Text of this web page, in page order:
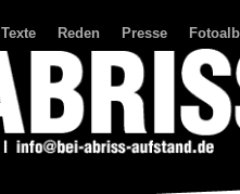
Texte Reden Presse